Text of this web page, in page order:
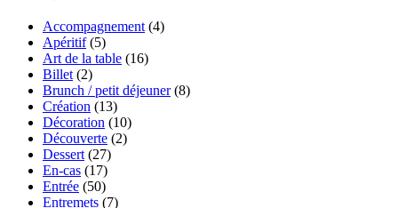
Accompagnement (4)
Apéritif(5)
Art de la table (16)
Billet (2)
Brunch / petit déjeuner(8)
Création (13)
Décoration (10)
Découverte (2)
Dessert (27)
En-cas (17)
Entrée (50)
Entremets (7)